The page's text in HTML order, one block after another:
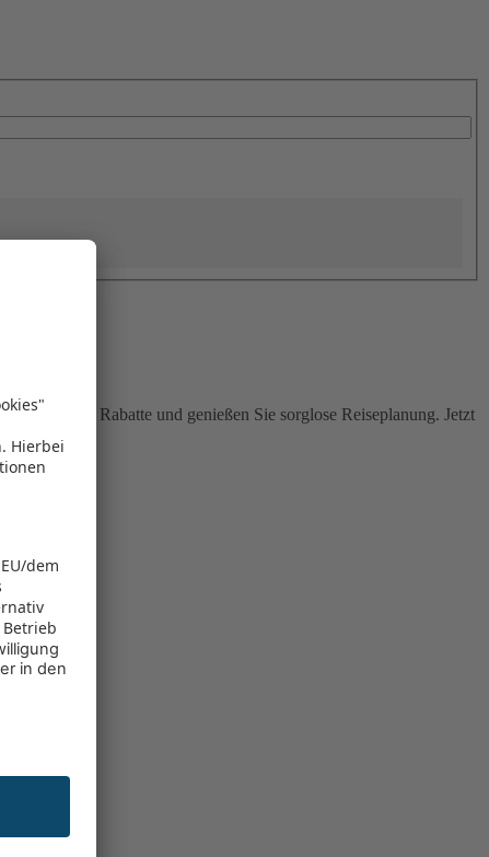
attraktive Rabatte und genießen Sie sorglose Reiseplanung. Jetzt